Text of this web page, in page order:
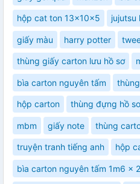
hộp cat ton 13x10x5 jujutsu
giấy màu harry potter
thùng giấy carton lưu hồ sơ
bìa carton nguyên tấm
hộp carton thùng đựng hồ so
mbm giấy note thùng
truyện tranh tiếng anh hộp
bìa carton nguyên tấm 1m6 x